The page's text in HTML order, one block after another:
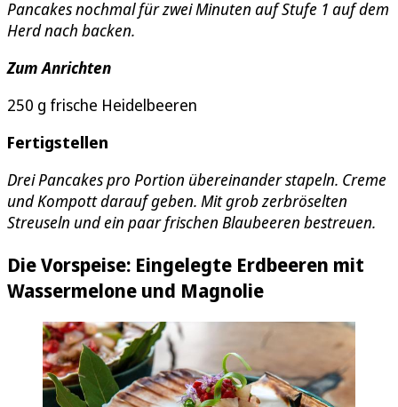
Pancakes nochmal für zwei Minuten auf Stufe 1 auf dem
Herd nach backen.
Zum Anrichten
250 g frische Heidelbeeren
Fertigstellen
Drei Pancakes pro Portion übereinander stapeln. Creme
und Kompott darauf geben. Mit grob zerbröselten
Streuseln und ein paar frischen Blaubeeren bestreuen.
Die Vorspeise: Eingelegte Erdbeeren mit
Wassermelone und Magnolie